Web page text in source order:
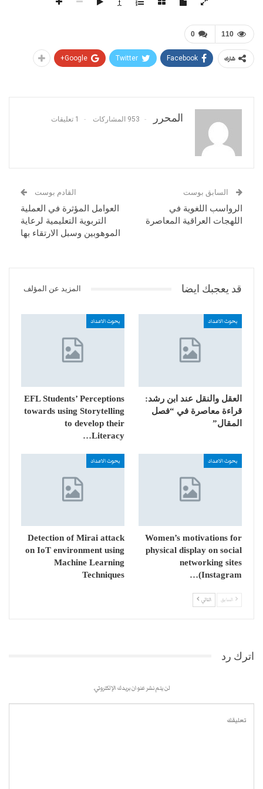
0 110
شارك Facebook
Twitter
Google+
المحرر 953 المشاركات 1 تعليقات
السابق بوست
الرواسب اللغوية في
اللهجات العراقية المعاصرة
القادم بوست
العوامل المؤثرة في العملية
التربوية التعليمية لرعاية
الموهوبين وسبل الارتقاء بها
قد يعجبك ايضا المزيد عن المؤلف
بحوث الاعداد
العقل والنقل عند ابن رشد:
قراءة معاصرة في “فصل
المقال”
بحوث الاعداد
EFL Students’ Perceptions
towards using Storytelling
to develop their
Literacy…
بحوث الاعداد
Women’s motivations for
physical display on social
networking sites
(Instagram…
بحوث الاعداد
Detection of Mirai attack
on IoT environment using
Machine Learning
Techniques
السابق التالي
اترك رد
لن يتم نشر عنوان بريدك الإلكتروني.